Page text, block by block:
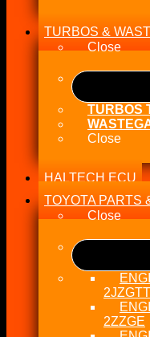
TURBOS &
Close
TURBOS
Close
HALTECH ECU
TOYOTA PARTS
Close
2ZZGE